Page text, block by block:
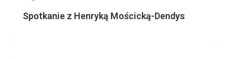
Spotkanie z Henryką Mościcką-Dendys